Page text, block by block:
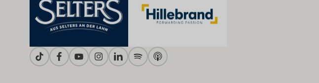
TiktokFacebookYoutubeInstagramLinkedinSpotifyApple